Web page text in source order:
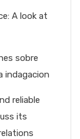
A look at
sobre
indagacion
reliable
its